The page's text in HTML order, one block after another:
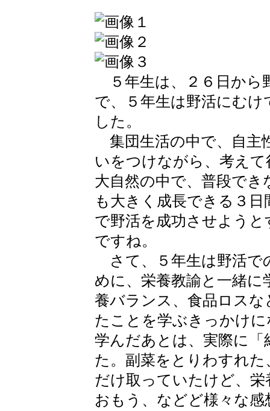
５年生は、２６日から
で、５年生は野活にむ
した。
集団生活の中で、自主
いをつけながら、考えて
大自然の中で、普段で
も大きく成長できる３
で野活を成功させよう
ですね。
さて、５年生は野活で
めに、栄養教諭と一緒
養バランス、食品ロス
たことを学ぶきっかけ
学んだあとは、実際に
た。副菜をとりわすれ
だけ取っていたけど、
おもう、などど様々な